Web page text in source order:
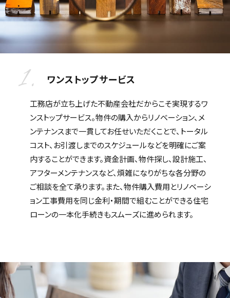
1. ワンストップサービス
工務店が立ち上げた不動産会社だからこそ実現するワ
ンストップサービス。物件の購入からリノベーション、メ
ンテナンスまで一貫してお任せいただくことで、トータル
コスト、お引渡しまでのスケジュールなどを明確にご案
内することができます。資金計画、物件探し、設計施工、
アフターメンテナンスなど、煩雑になりがちな各分野の
ご相談を全て承ります。また、物件購入費用とリノベーシ
ョン工事費用を同じ金利・期間で組むことができる住宅
ローンの一本化手続きもスムーズに進められます。